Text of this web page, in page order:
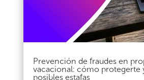
Prevención de fraudes en
vacacional: cómo protegerte
posibles estafas